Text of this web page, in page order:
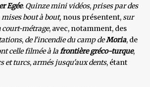
Egée. Quinze mini vidéos, prises par des
mises bout à bout, nous présentent,sur
court-métrage, avec, notamment, des
, de l'incendie du camp deMoria, de
celle filmée à lafrontière gréco-turque,
et turcs,armés jusqu'aux dents, étant